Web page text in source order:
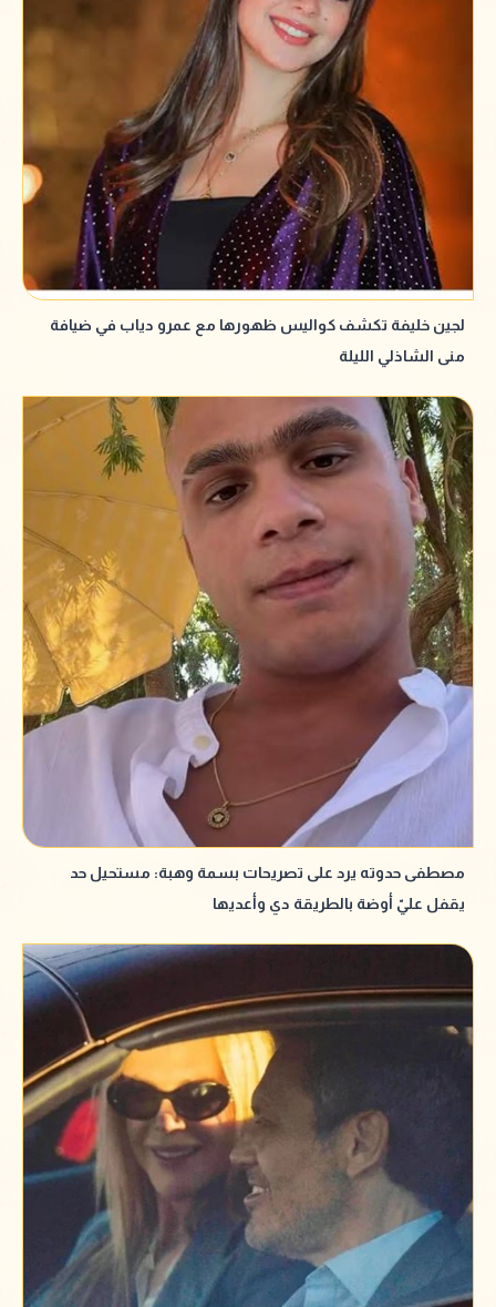
لجين خليفة تكشف كواليس ظهورها مع عمرو دياب في ضيافة
منى الشاذلي الليلة
مصطفى حدوته يرد على تصريحات بسمة وهبة: مستحيل حد
يقفل عليّ أوضة بالطريقة دي وأعديها